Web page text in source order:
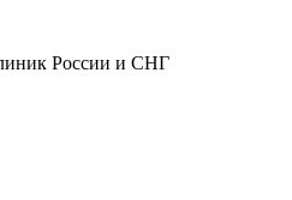
России и СНГ